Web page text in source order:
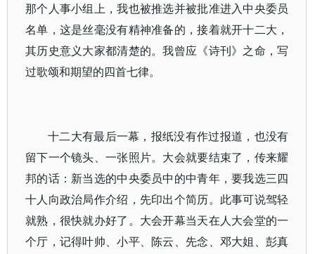
那个人事小组上，我也被推选并被批准进入中央委员
名单，这是丝毫没有精神准备的，接着就开十二大，
其历史意义大家都清楚的。我曾应《诗刊》之命，写
过歌颂和期望的四首七律。
十二大有最后一幕，报纸没有作过报道，也没有
留下一个镜头、一张照片。大会就要结束了，传来耀
邦的话：新当选的中央委员中的中青年，要我选三四
十人向政治局作介绍，先印出个简历。此事可说驾轻
就熟，很快就办好了。大会开幕当天在人大会堂的一
个厅，记得叶帅、小平、陈云、先念、邓大姐、彭真